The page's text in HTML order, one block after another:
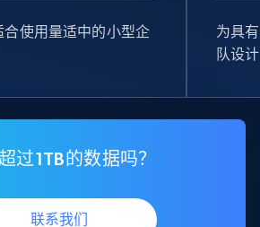
合使用量适中的小型企
为具
队设计
过1TB的数据吗？
联系我们